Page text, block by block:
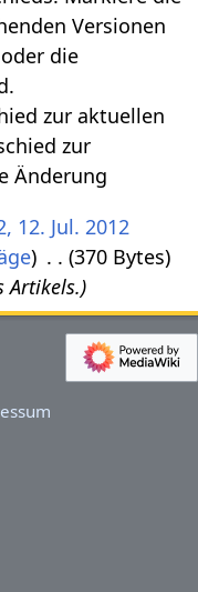
Versionen
die
zur aktuellen
zur
Änderung
12. Jul. 2012
370 Bytes
Artikels.